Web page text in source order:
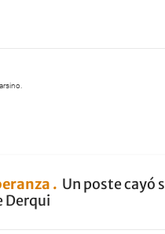
Un poste cayó
Derqui